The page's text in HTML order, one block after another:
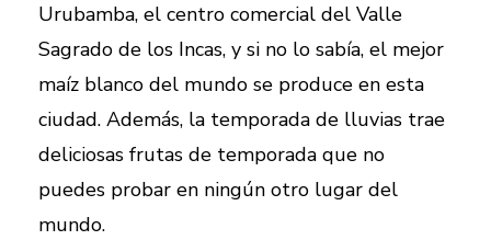
Urubamba, el centro comercial del Valle
Sagrado de los Incas, y si no lo sabía, el mejor
maíz blanco del mundo se produce en esta
ciudad. Además, la temporada de lluvias trae
deliciosas frutas de temporada que no
puedes probar en ningún otro lugar del
mundo.